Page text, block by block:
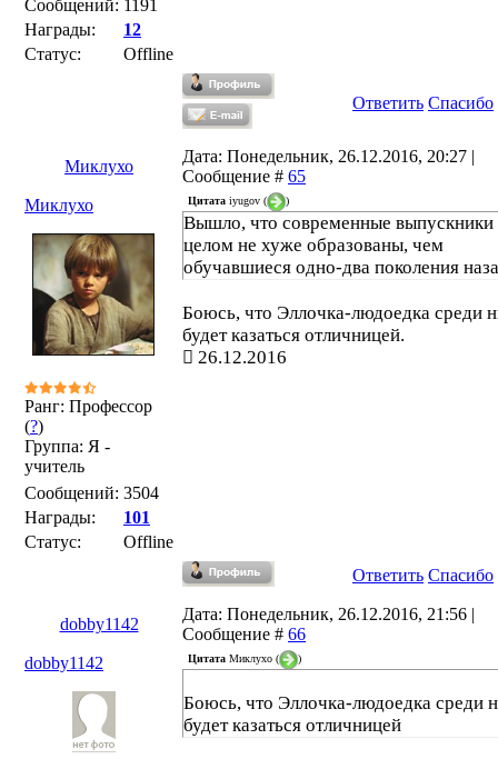
Сообщений: 1191
Награды:
12
Статус:
Offline
Ответить Спасибо
Миклухо
Дата: Понедельник, 26.12.2016, 20:27 |
Сообщение # 65
Миклухо
Ранг: Профессор
(?)
Группа: Я -
учитель
Сообщений: 3504
Награды:
101
Статус:
Offline
Цитата iyugov ( )
Вышло, что современные выпускники
целом не хуже образованы, чем
обучавшиеся одно-два поколения
Боюсь, что Эллочка-людоедка среди
будет казаться отличницей.
26.12.2016
Ответить Спасибо
dobby1142
Дата: Понедельник, 26.12.2016, 21:56 |
Сообщение # 66
dobby1142
Цитата Миклухо ( )
Боюсь, что Эллочка-людоедка среди
будет казаться отличницей